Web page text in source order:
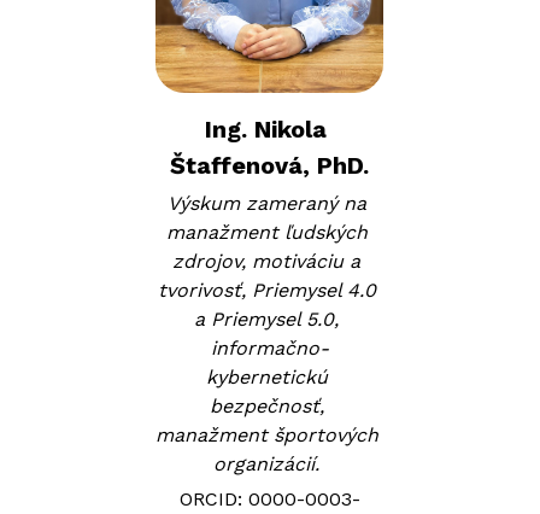
Ing. Nikola
Štaffenová, PhD.
Výskum zameraný na
manažment ľudských
zdrojov, motiváciu a
tvorivosť, Priemysel 4.0
a Priemysel 5.0,
informačno-
kybernetickú
bezpečnosť,
manažment športových
organizácií.
ORCID: 0000-0003-